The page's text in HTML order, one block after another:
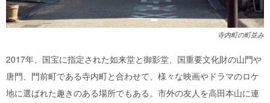
寺内町の町並み
2017年、国宝に指定された如来堂と御影堂、国重要文化財の山門や
唐門、門前町である寺内町と合わせて、様々な映画やドラマのロケ
地に選ばれた趣きのある場所でもある。市外の友人を高田本山に連